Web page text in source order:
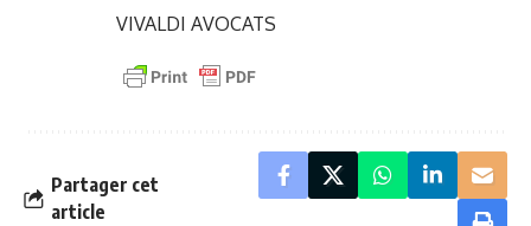
VIVALDI AVOCATS
Partager cet
article